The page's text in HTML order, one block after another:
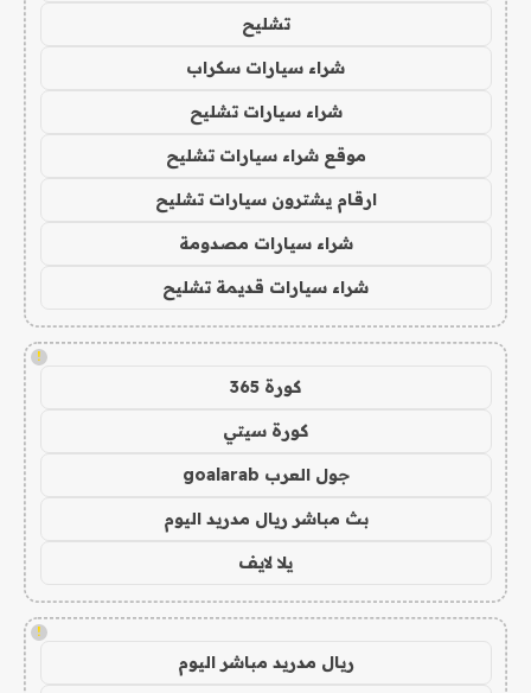
تشليح
شراء سيارات سكراب
شراء سيارات تشليح
موقع شراء سيارات تشليح
ارقام يشترون سيارات تشليح
شراء سيارات مصدومة
شراء سيارات قديمة تشليح
!
كورة 365
كورة سيتي
جول العرب goalarab
بث مباشر ريال مدريد اليوم
يلا لايف
!
ريال مدريد مباشر اليوم